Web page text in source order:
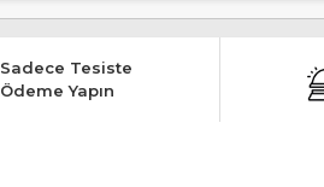
Sadece Tesiste
Ödeme Yapın